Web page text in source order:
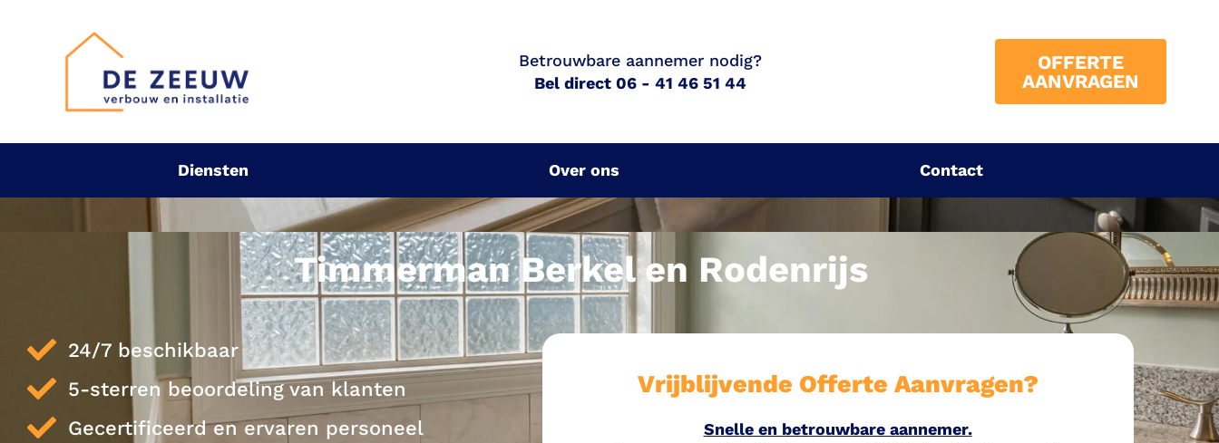
Betrouwbare aannemer nodig?
Bel direct 06 - 41 46 51 44
OFFERTE
AANVRAGEN
Diensten Over ons Contact
Timmerman Berkel en Rodenrijs
24/7 beschikbaar
5-sterren beoordeling van klanten
Gecertificeerd en ervaren personeel
Vrijblijvende Offerte Aanvragen?
Snelle en betrouwbare aannemer.